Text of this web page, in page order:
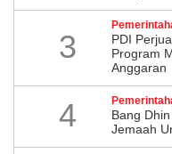
3
PDI
Program
Anggaran
4
Bang
Jemaah